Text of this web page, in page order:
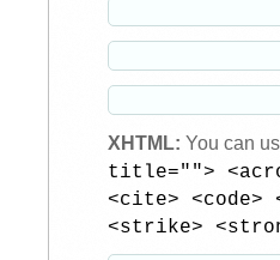
XHTML: You can
title="">
<cite> <code>
<strike>